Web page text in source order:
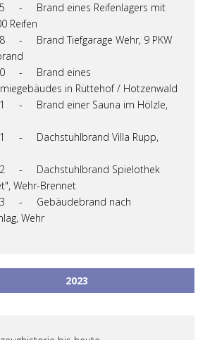
- Brand eines Reifenlagers mit
Reifen
- Brand Tiefgarage Wehr, 9 PKW
- Brand eines
in Rüttehof / Hotzenwald
- Brand einer Sauna im Hölzle,
- Dachstuhlbrand Villa Rupp,
- Dachstuhlbrand Spielothek
Wehr-Brennet
- Gebäudebrand nach
Wehr
2023